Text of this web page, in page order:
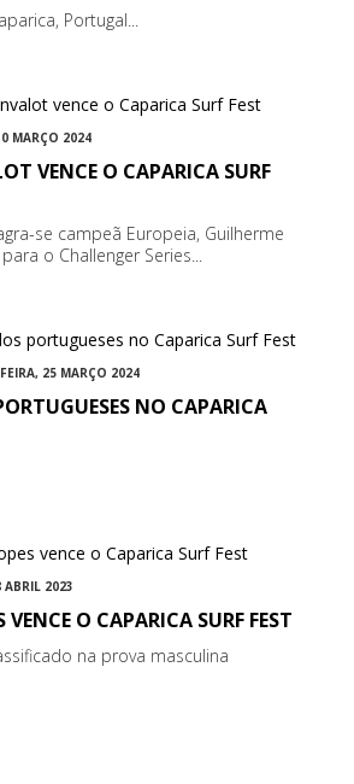
Portugal...
MARÇO 2024
VENCE O CAPARICA SURF
se campeã Europeia, Guilherme
o Challenger Series...
25 MARÇO 2024
NO CAPARICA
2023
O CAPARICA SURF FEST
na prova masculina